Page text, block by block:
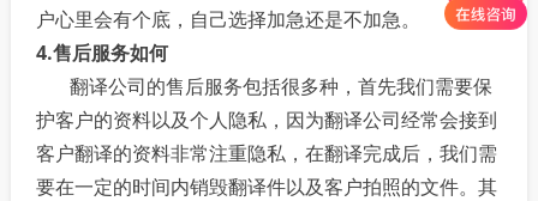
户心里会有个底，自己选择加急还是不加急。
4.售后服务如何
翻译公司的售后服务包括很多种，首先我们需要保
护客户的资料以及个人隐私，因为翻译公司经常会接到
客户翻译的资料非常注重隐私，在翻译完成后，我们需
要在一定的时间内销毁翻译件以及客户拍照的文件。其